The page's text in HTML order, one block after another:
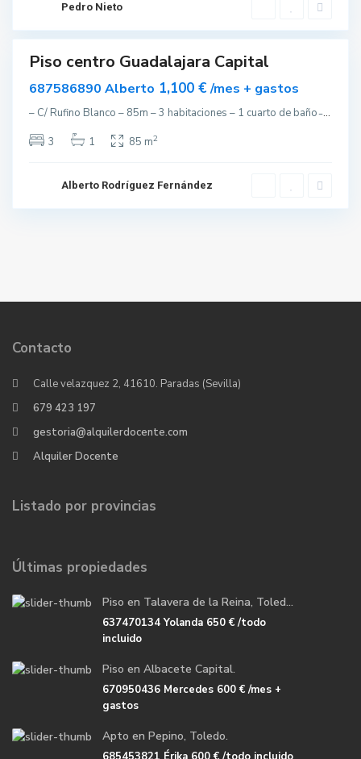
Pedro Nieto
Piso centro Guadalajara Capital
687586890 Alberto 1,100 €/mes + gastos
– C/ Rufino Blanco – 85m – 3 habitaciones – 1 cuarto de baño ̵...
3
1 85 m2
Alberto Rodríguez Fernández
Contacto
Calle velazquez 2, 41610. Paradas (Sevilla)
679 423 197
gestoria@alquilerdocente.com
Alquiler Docente
Listado por provincias
Últimas propiedades
Piso en Talavera de la Reina, Toled...
637470134 Yolanda 650 €/todo
incluido
Piso en Albacete Capital.
670950436 Mercedes 600 €/mes +
gastos
Apto en Pepino, Toledo.